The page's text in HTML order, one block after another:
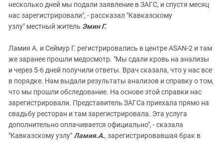
несколько дней мы подали заявление в ЗАГС, и спустя месяц
нас зарегистрировали", - рассказал "Кавказскому
узлу" местный житель Эмин Г.
Ламия А. и Сеймур Г. регистрировались в центре ASAN-2 и там
же заранее прошли медосмотр. "Мы сдали кровь на анализы
и через 5-6 дней получили ответы. Врач сказала, что у нас все
в порядке. Нам выдали результаты анализов и справку о том,
что мы прошли обследование. На основе этой справки нас
зарегистрировали. Представитель ЗАГСа приехала прямо на
свадьбу ресторан и там зарегистрировала. Эта услуга
дополнительно оплачивается официально", - сказала
"Кавказскому узлу"Ламия.А., зарегистрировавшая брак в